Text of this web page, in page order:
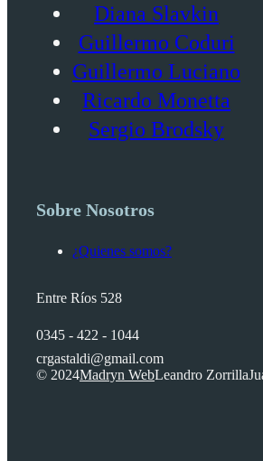
Diana Slavkin
Guillermo Coduri
Guillermo Luciano
Ricardo Monetta
Sergio Brodsky
Sobre Nosotros
¿Quienes somos?
Entre Ríos 528
0345 - 422 - 1044
crgastaldi@gmail.com
© 2024Madryn WebLeandro Zorrilla